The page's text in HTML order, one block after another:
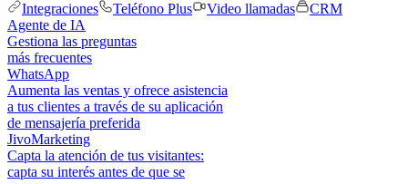
Integraciones
Teléfono Plus Video llamadas
CRM
Agente de IA
Gestiona las preguntas
más frecuentes
WhatsApp
Aumenta las ventas y ofrece asistencia
a tus clientes a través de su aplicación
de mensajería preferida
JivoMarketing
Capta la atención de tus visitantes:
capta su interés antes de que se